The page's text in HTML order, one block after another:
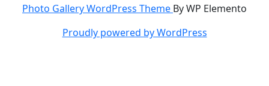
Photo Gallery WordPress Theme By WP Elemento
Proudly powered by WordPress